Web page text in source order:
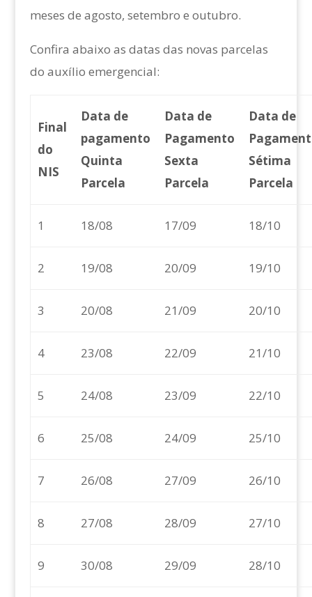
meses de agosto, setembro e outubro.
Confira abaixo as datas das novas parcelas
do auxílio emergencial:
Final
do
NIS
Data de
pagamento
Quinta
Parcela
Data de
Pagamento
Sexta
Parcela
Data de
Sétima
Parcela
1 18/08 17/09 18/10
2 19/08 20/09 19/10
3 20/08 21/09 20/10
4 23/08 22/09 21/10
5 24/08 23/09 22/10
6 25/08 24/09 25/10
7 26/08 27/09 26/10
8 27/08 28/09 27/10
9 30/08 29/09 28/10